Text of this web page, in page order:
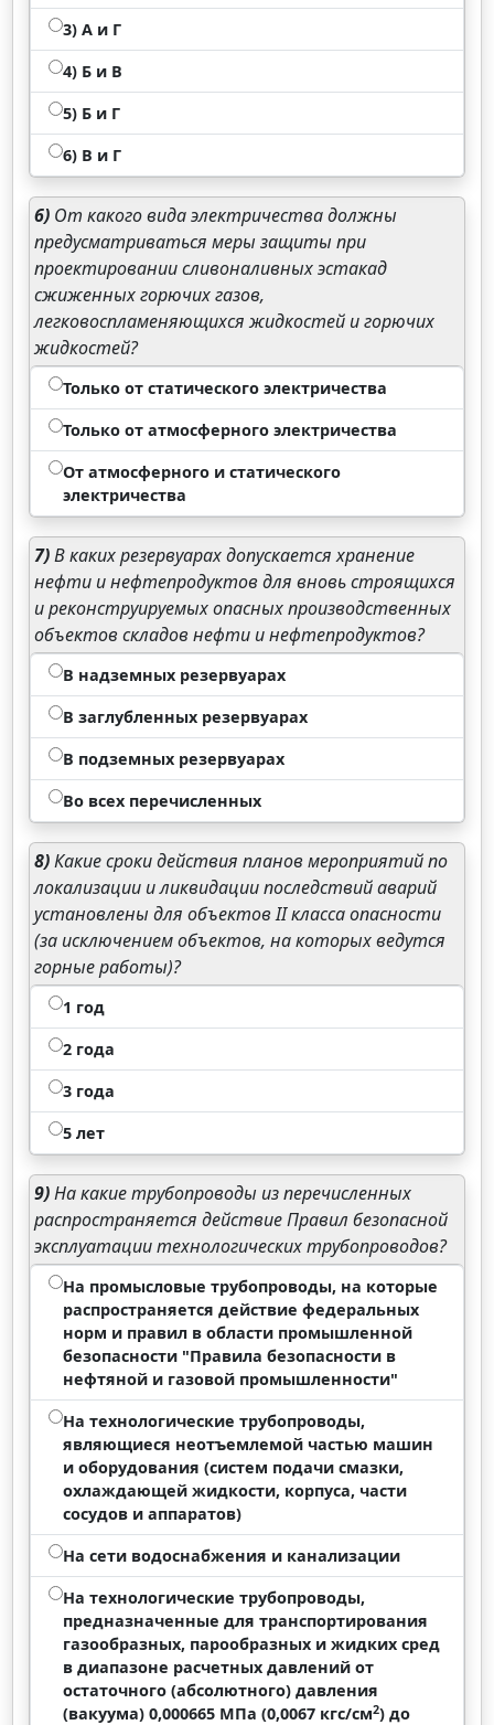
3) А и Г
4) Б и В
5) Б и Г
6) В и Г
6) От какого вида электричества должны
предусматриваться меры защиты при
проектировании сливоналивных эстакад
сжиженных горючих газов,
легковоспламеняющихся жидкостей и горючих
жидкостей?
Только от статического электричества
Только от атмосферного электричества
От атмосферного и статического
электричества
7)В каких резервуарах допускается хранение
нефти и нефтепродуктов для вновь строящихся
и реконструируемых опасных производственных
объектов складов нефти и нефтепродуктов?
В надземных резервуарах
В заглубленных резервуарах
В подземных резервуарах
Во всех перечисленных
8)Какие сроки действия планов мероприятий по
локализации и ликвидации последствий аварий
установлены для объектов II класса опасности
(за исключением объектов, на которых ведутся
горные работы)?
1 год
2 года
3 года
5 лет
9)На какие трубопроводы из перечисленных
распространяется действие Правил безопасной
эксплуатации технологических трубопроводов?
На промысловые трубопроводы, на которые
распространяется действие федеральных
норм и правил в области промышленной
безопасности "Правила безопасности в
нефтяной и газовой промышленности"
На технологические трубопроводы,
являющиеся неотъемлемой частью машин
и оборудования (систем подачи смазки,
охлаждающей жидкости, корпуса, части
сосудов и аппаратов)
На сети водоснабжения и канализации
На технологические трубопроводы,
предназначенные для транспортирования
газообразных, парообразных и жидких сред
в диапазоне расчетных давлений от
остаточного (абсолютного) давления
(вакуума) 0,000665 МПа (0,0067 кгс/см2) до